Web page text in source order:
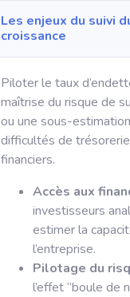
Les enjeux du suivi
croissance
Piloter le taux
maîtrise du risque de
ou une sous-
difficultés de
financiers.
Accès aux
investisseurs
estimer la
l’entreprise.
Pilotage du
l’effet “boule de